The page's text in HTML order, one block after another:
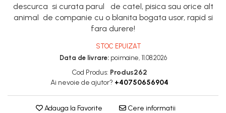
descurca si curata parul de catel, pisica sau orice alt
animal de companie cu o blanita bogata usor, rapid si
fara durere!
STOC EPUIZAT
Data de livrare:poimaine, 11.08.2026
Cod Produs: Produs262
Ai nevoie de ajutor? +40750656904
Adauga la Favorite Cere informatii